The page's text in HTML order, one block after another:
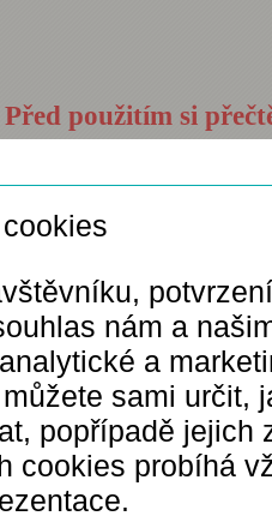
Před použitím si
Popis zboží Zeptat se
lokální
místní léčbě
plísněmi a jinými
leták.
nám a
a
sami určit,
popřípadě jejich
cookies probíhá